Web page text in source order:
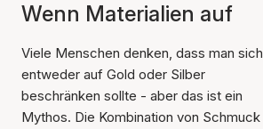
Wenn Materialien auf
Viele Menschen denken, dass man sich
entweder auf Gold oder Silber
beschränken sollte - aber das ist ein
Mythos. Die Kombination von Schmuck